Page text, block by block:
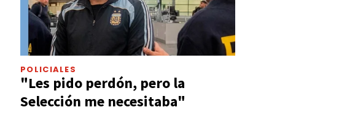
POLICIALES
"Les pido perdón, pero la
Selección me necesitaba"